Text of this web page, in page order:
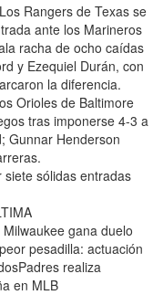
Rangers de Texas se
ante los Marineros
racha de ocho caídas
y Ezequiel Durán, con
la diferencia.
Orioles de Baltimore
tras imponerse 4-3 a
Gunnar Henderson
sólidas entradas
gana duelo
pesadilla: actuación
realiza
en MLB